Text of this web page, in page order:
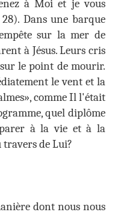
à Moi et je vous
Dans une barque
sur la mer de
à Jésus. Leurs cris
le point de mourir.
le vent et la
comme Il l'était
quel diplôme
à la vie et à la
travers de Lui?
dont nous nous